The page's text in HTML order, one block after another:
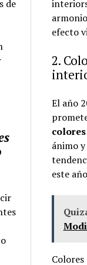
de
efecto
2.
El año
colores
ánimo
este